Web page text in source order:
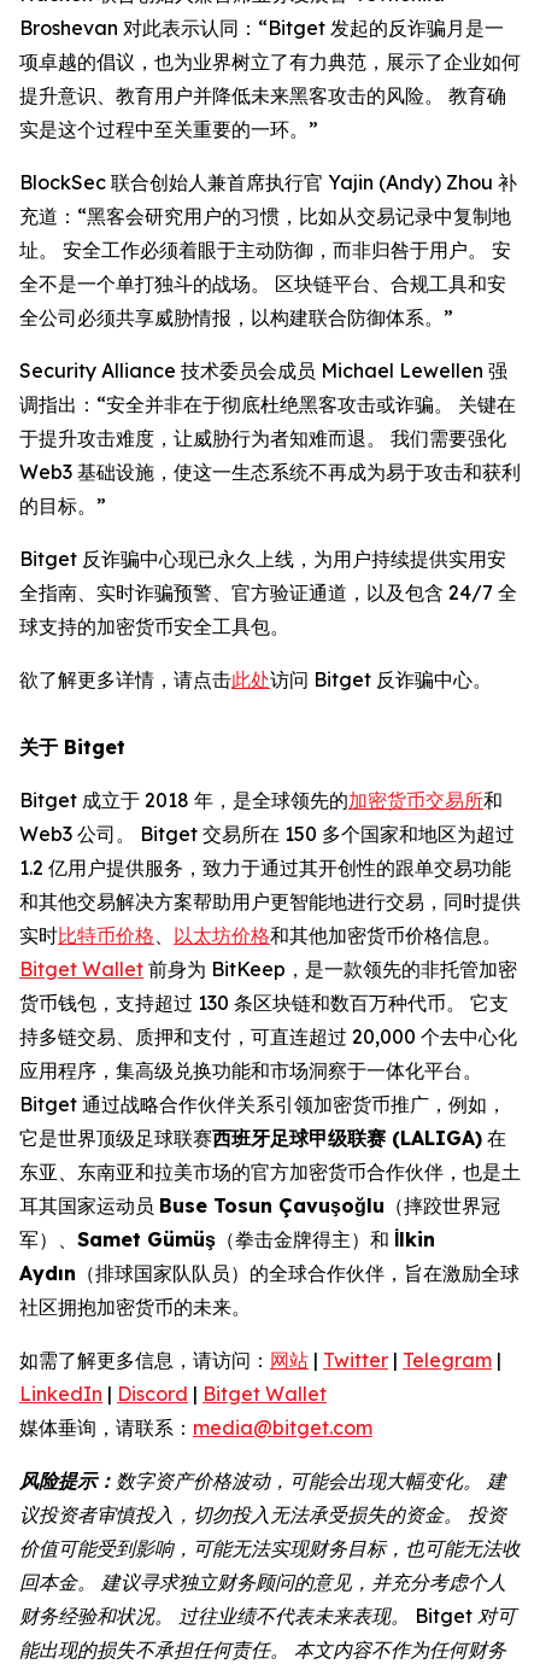
Broshevan 对此表示认同：“Bitget 发起的反诈骗月是一
项卓越的倡议，也为业界树立了有力典范，展示了企业如何
提升意识、教育用户并降低未来黑客攻击的风险。 教育确
实是这个过程中至关重要的一环。”
BlockSec 联合创始人兼首席执行官 Yajin (Andy) Zhou 补
充道：“黑客会研究用户的习惯，比如从交易记录中复制地
址。 安全工作必须着眼于主动防御，而非归咎于用户。 安
全不是一个单打独斗的战场。 区块链平台、合规工具和安
全公司必须共享威胁情报，以构建联合防御体系。”
Security Alliance 技术委员会成员 Michael Lewellen 强
调指出：“安全并非在于彻底杜绝黑客攻击或诈骗。 关键在
于提升攻击难度，让威胁行为者知难而退。 我们需要强化
Web3 基础设施，使这一生态系统不再成为易于攻击和获利
的目标。”
Bitget 反诈骗中心现已永久上线，为用户持续提供实用安
全指南、实时诈骗预警、官方验证通道，以及包含 24/7 全
球支持的加密货币安全工具包。
欲了解更多详情，请点击此处访问 Bitget 反诈骗中心。
关于 Bitget
Bitget 成立于 2018 年，是全球领先的加密货币交易所和
Web3 公司。 Bitget 交易所在 150 多个国家和地区为超过
1.2 亿用户提供服务，致力于通过其开创性的跟单交易功能
和其他交易解决方案帮助用户更智能地进行交易，同时提供
实时比特币价格、 以太坊价格和其他加密货币价格信息。
Bitget Wallet 前身为 BitKeep，是一款领先的非托管加密
货币钱包，支持超过 130 条区块链和数百万种代币。 它支
持多链交易、质押和支付，可直连超过 20,000 个去中心化
应用程序，集高级兑换功能和市场洞察于一体化平台。
Bitget 通过战略合作伙伴关系引领加密货币推广，例如，
它是世界顶级足球联赛西班牙足球甲级联赛 (LALIGA) 在
东亚、东南亚和拉美市场的官方加密货币合作伙伴，也是土
耳其国家运动员 Buse Tosun Çavuşoğlu （摔跤世界冠
军）、 Samet Gümüş （拳击金牌得主）和 İlkin
Aydın （排球国家队队员）的全球合作伙伴，旨在激励全球
社区拥抱加密货币的未来。
如需了解更多信息，请访问： 网站 | Twitter | Telegram |
LinkedIn | Discord | Bitget Wallet
媒体垂询，请联系： media@bitget.com
风险提示： 数字资产价格波动，可能会出现大幅变化。
建
议投资者审慎投入，切勿投入无法承受损失的资金。
投资
价值可能受到影响，可能无法实现财务目标，也可能无法收
回本金。
建议寻求独立财务顾问的意见，并充分考虑个人
财务经验和状况。
过往业绩不代表未来表现。 Bitget 对可
能出现的损失不承担任何责任。
本文内容不作为任何财务